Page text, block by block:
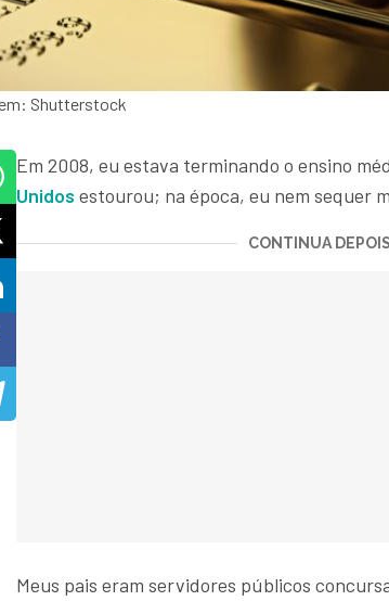
Shutterstock
Em 2008, eu estava terminando o ensino
Unidos estourou; na época, eu nem sequer
CONTINUA
Meus pais eram servidores públicos